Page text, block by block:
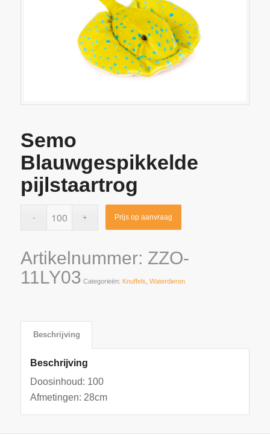
Semo
Blauwgespikkelde
pijlstaartrog
Prijs op aanvraag
Artikelnummer: ZZO-
11LY03 Categorieën: Knuffels Waterdieren
Beschrijving
Beschrijving
Doosinhoud: 100
Afmetingen: 28cm